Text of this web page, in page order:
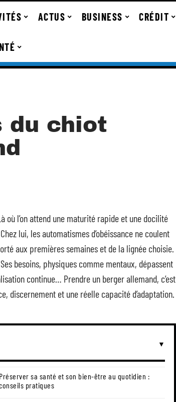
ACTUS BUSINESS CRÉDIT
du chiot
où l’on attend une maturité rapide et une docilité
lui, les automatismes d’obéissance ne coulent
aux premières semaines et de la lignée choisie.
besoins, physiques comme mentaux, dépassent
continue… Prendre un berger allemand, c’est
discernement et une réelle capacité d’adaptation.
Préserver sa santé et son bien-être au quotidien :
pratiques